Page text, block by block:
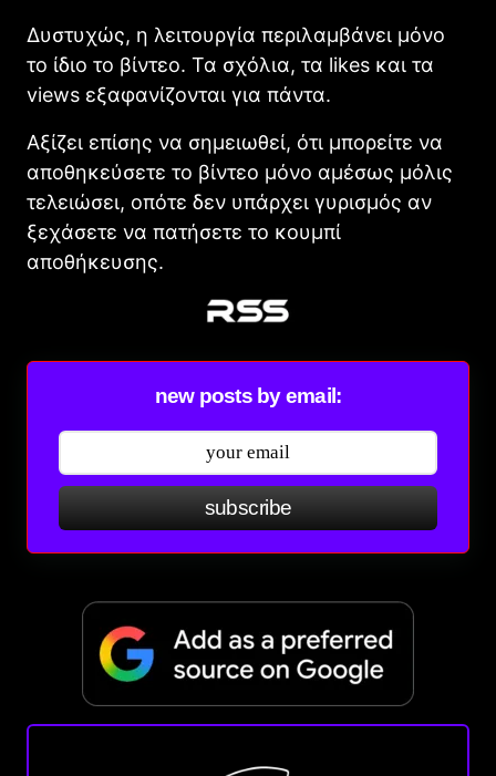
Δυστυχώς, η λειτουργία περιλαμβάνει μόνο
το ίδιο το βίντεο. Τα σχόλια, τα likes και τα
views εξαφανίζονται για πάντα.
Αξίζει επίσης να σημειωθεί, ότι μπορείτε να
αποθηκεύσετε το βίντεο μόνο αμέσως μόλις
τελειώσει, οπότε δεν υπάρχει γυρισμός αν
ξεχάσετε να πατήσετε το κουμπί
αποθήκευσης.
new posts by email:
subscribe